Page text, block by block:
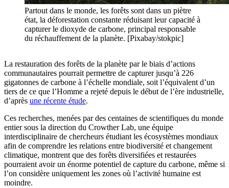
Partout dans le monde, les forêts sont dans un piètre
état, la déforestation constante réduisant leur capacité à
capturer le dioxyde de carbone, principal responsable
du réchauffement de la planète. [Pixabay/stokpic]
La restauration des forêts de la planète par le biais d’actions
communautaires pourrait permettre de capturer jusqu’à 226
gigatonnes de carbone à l’échelle mondiale, soit l’équivalent d’un
tiers de ce que l’Homme a rejeté depuis le début de l’ère industrielle,
d’après une récente étude.
Ces recherches, menées par des centaines de scientifiques du monde
entier sous la direction du Crowther Lab, une équipe
interdisciplinaire de chercheurs étudiant les écosystèmes mondiaux
afin de comprendre les relations entre biodiversité et changement
climatique, montrent que des forêts diversifiées et restaurées
pourraient avoir un énorme potentiel de capture du carbone, même si
l’on considère uniquement les zones où l’activité humaine est
moindre.